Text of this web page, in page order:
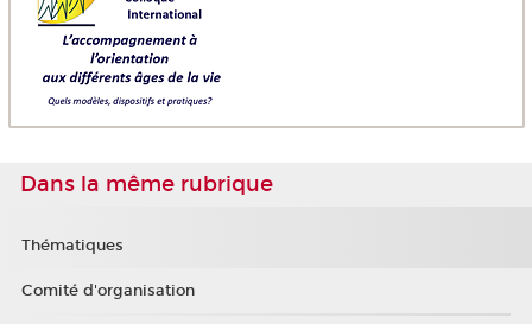
Dans la même rubrique
Thématiques
Comité d'organisation